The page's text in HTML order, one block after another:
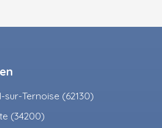
Ternoise (62130)
(34200)